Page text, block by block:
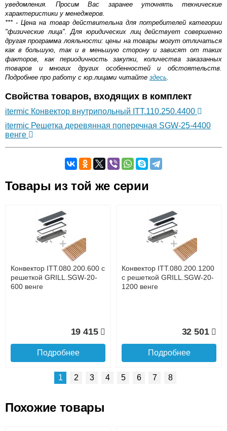
уведомления. Просим Вас заранее уточнять технические
характеристики у менеджеров.
*** - Цена на товар действительна для потребителей категории
"физические лица". Для юридических лиц действует совершенно
другая программа лояльности: цены на товары могут отличаться
как в большую, так и в меньшую сторону и зависят от таких
факторов, как периодичность закупки, количества заказанных
товаров и многих других особенностей и обстоятельств.
Подробнее про работу с юр.лицами читайте здесь.
Свойства товаров, входящих в комплект
itermic Конвектор внутрипольный ITT.110.250.4400
itermic Решетка деревянная поперечная SGW-25-4400
венге
Оставьте отзыв
Доставка сантехники по Москве и Московской области
Наличный расчёт
Банковской картой на сайте в режиме реального
времени
Банковской картой при получении товара как при
доставке, так и самовывозом
Интернет-деньгами (Yandex-деньги, Web-money,
Qiwi-кошельки и другие).
Безналичный расчёт (возможно и с НДС)
Товары из той же серии
Конвектор ITT.080.200.600 с
решеткой GRILL.SGW-20-
600 венге
19 415
Подробнее
Конвектор ITT.080.200.1200
с решеткой GRILL.SGW-20-
1200 венге
32 501
Подробнее
1 2 3 4 5 6 7 8
Похожие товары